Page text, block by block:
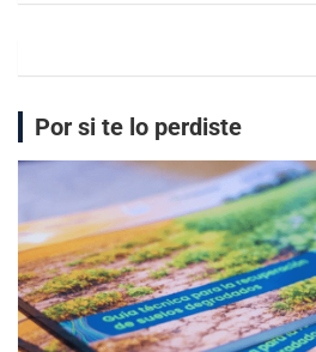
Por si te lo perdiste